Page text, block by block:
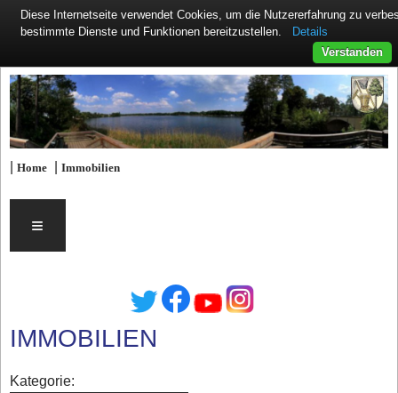
|Home |Immobilien
≡
IMMOBILIEN
Kategorie:
Diese Internetseite verwendet Cookies, um die Nutzererfahrung zu
bestimmte Dienste und Funktionen bereitzustellen.
Details
Verstanden